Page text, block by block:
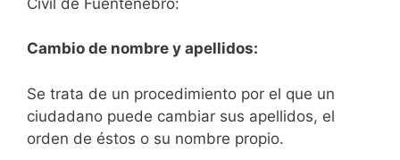
Cambio de nombre y apellidos:
Se trata de un procedimiento por el que un
ciudadano puede cambiar sus apellidos, el
orden de éstos o su nombre propio.